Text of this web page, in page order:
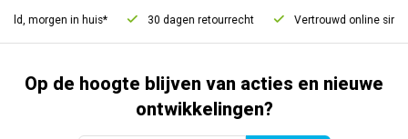
morgen in huis* 30 dagen retourrecht Vertrouwd online sinds
Op de hoogte blijven van acties en nieuwe
ontwikkelingen?